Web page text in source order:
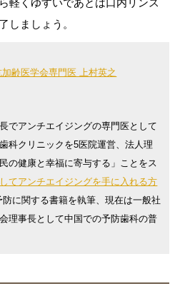
軽くゆすいであとは口内リンス
しましょう。
加齢医学会専門医 上村英之
でアンチエイジングの専門医として
科クリニックを5医院運営、法人理
の健康と幸福に寄与する」ことをス
してアンチエイジングを手に入れる方
防に関する書籍を執筆、現在は一般社
理事長として中国での予防歯科の普